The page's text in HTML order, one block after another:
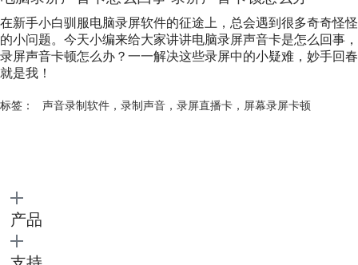
在新手小白驯服电脑录屏软件的征途上，总会遇到很多奇奇怪怪
的小问题。今天小编来给大家讲讲电脑录屏声音卡是怎么回事，
录屏声音卡顿怎么办？一一解决这些录屏中的小疑难，妙手回春
就是我！
标签： 声音录制软件， 录制声音， 录屏直播卡， 屏幕录屏卡顿
产品